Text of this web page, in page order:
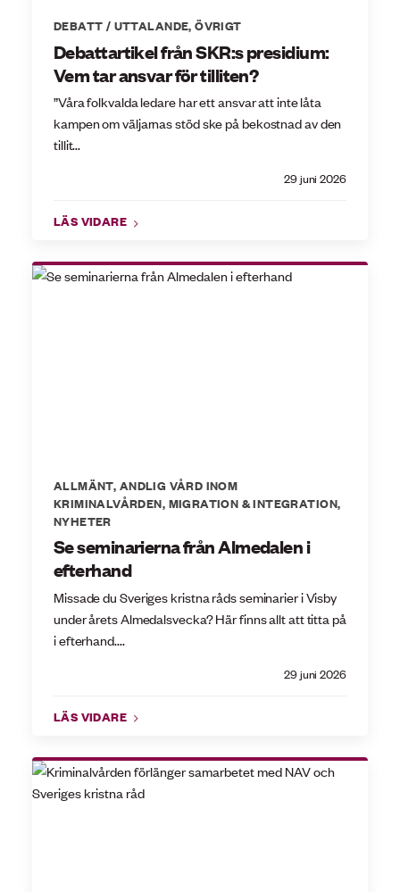
DEBATT / UTTALANDE,ÖVRIGT
Debattartikel från SKR:s presidium:
Vem tar ansvar för tilliten?
29 juni 2026
”Våra folkvalda ledare har ett ansvar att inte låta
kampen om väljarnas stöd ske på bekostnad av den
tillit...
LÄS VIDARE
ALLMÄNT, ANDLIG VÅRD INOM
KRIMINALVÅRDEN, MIGRATION & INTEGRATION,
NYHETER
Se seminarierna från Almedalen i
efterhand
29 juni 2026
Missade du Sveriges kristna råds seminarier i Visby
under årets Almedalsvecka? Här finns allt att titta på
i efterhand....
LÄS VIDARE